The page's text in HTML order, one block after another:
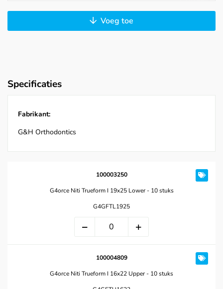
Voeg toe
Specificaties
Fabrikant:
G&H Orthodontics
100003250
G4orce Niti Trueform I 19x25 Lower - 10 stuks
G4GFTL1925
100004809
G4orce Niti Trueform I 16x22 Upper - 10 stuks